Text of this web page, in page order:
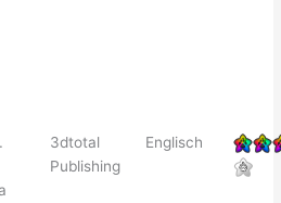
3dtotal
Publishing
Englisch